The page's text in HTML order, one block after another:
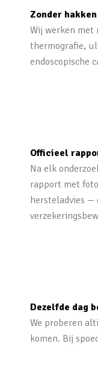
Zonder
Wij werken met
thermografie,
endoscopische
Officieel
Na elk
rapport met
hersteladvies —
Dezelfde dag
We proberen
komen. Bij